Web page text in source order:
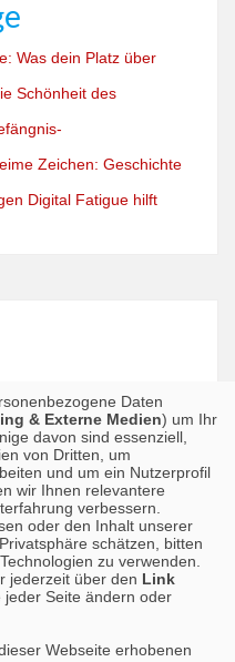
Was dein Platz über
Schönheit des
Zeichen: Geschichte
Digital Fatigue hilft
Daten
& Externe Medien) um Ihr
davon sind essenziell,
von Dritten, um
und um ein Nutzerprofil
wir Ihnen relevantere
verbessern.
oder den Inhalt unserer
schätzen, bitten
zu verwenden.
jederzeit über den Link
jeder Seite ändern oder
Webseite erhobenen